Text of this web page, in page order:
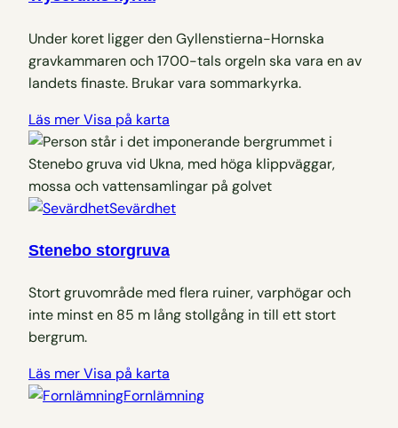
Under koret ligger den Gyllenstierna-Hornska
gravkammaren och 1700-tals orgeln ska vara en av
landets finaste. Brukar vara sommarkyrka.
Läs merVisa på karta
Sevärdhet
Stenebo storgruva
Stort gruvområde med flera ruiner, varphögar och
inte minst en 85 m lång stollgång in till ett stort
bergrum.
Läs merVisa på karta
Fornlämning